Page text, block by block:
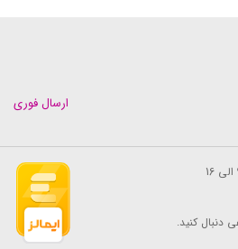
ارسال فوری
دنبال کنید.